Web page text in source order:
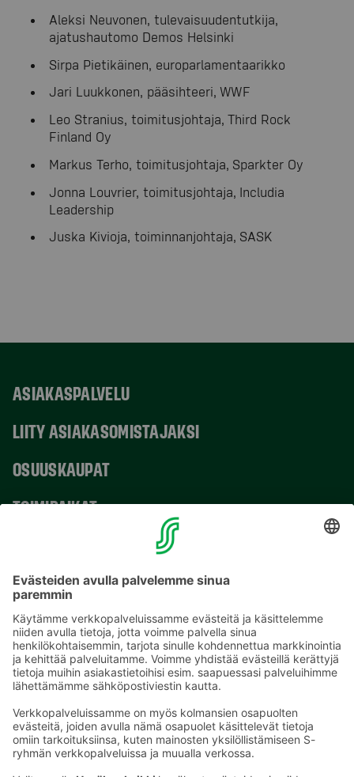
Aleksi Neuvonen, tulevaisuudentutkija,
ajatushautomo Demos Helsinki
Sirpa Pietikäinen, europarlamentaarikko
Jari Luukkonen, pääsihteeri, WWF
Leo Stranius, toimitusjohtaja, Third Rock
Finland Oy
Markus Terho, toimitusjohtaja, Sparkter Oy
Jonna Louvrier, toimitusjohtaja, Includia
Leadership
Juska Kivioja, toiminnanjohtaja, SASK
ASIAKASPALVELU
LIITY ASIAKASOMISTAJAKSI
OSUUSKAUPAT
TOIMIPAIKAT
Sähköpostiosoitteet S-ryhmässä ovat muotoa
etunimi.sukunimi@sok.fi
Seuraa meitä: